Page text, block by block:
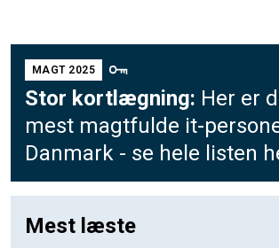
MAGT 2025
Stor kortlægning: Her er
mest magtfulde it-
Danmark - se hele listen
Mest læste